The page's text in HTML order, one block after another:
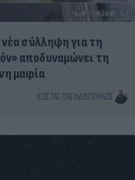
σύλληψη για τη
αποδυναμώνει τη
μαφία
ΚΏΣΤΑΣ ΠΑΠΑΔΌΠΟΥΛΟΣ